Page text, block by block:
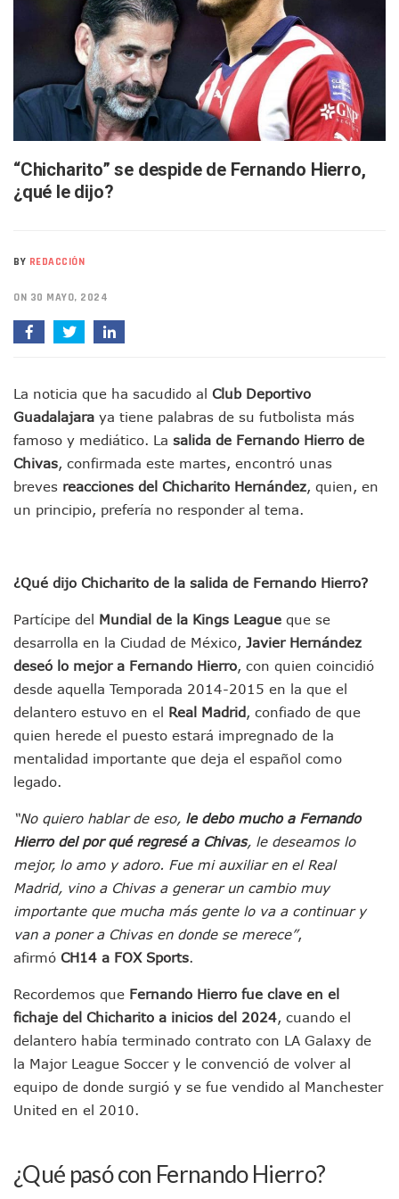
Buscan A Wilber Armando Colmenares Márquez,
Melissa Madero Exige Aclarar Sustento Legal De Las
Washington Enfrenta Una Emergencia Ambiental Por
Avanza Plan Para Construir Estadio De Tritones Vallarta;
Nuevas Concesiones De Taxis En Puerto Vallarta, ¿para
Mueren Cuatro Personas Tras Explosión De Una Pipa En
Bruno Blancas Lleva El Mensaje De La Cuarta
Liberan 180 Crías De Iguana Verde En El Estero El Salado
Puerto Vallarta Participa En Los PriceAgencies Awards
Ofrecerán Asesoría Jurídica Gratuita En Puerto Vallarta
Buques Mexicanos Parten A Venezuela Con 718
Lluvias Y Oleaje Elevado Marcarán El Fin De Semana En
Jóvenes En Movimiento Jalisco Renueva Su Dirigencia
En PV Encabezan Preferencias Morena Y Juan Carlos
Pancho López; En La Mira Del Comité Nacional Del PAN
Cae El “R1”, Presunto Autor Intelectual Del Homicidio De
Muere Manolo Solo, Actor De “El Laberinto Del Fauno”, A
Citan A Siete Integrantes De La Semar Por Investigación
Accidente En Un RZR, Principal Hipótesis Por La Muerte
Este Viernes, Lemus Inaugurará El Sistema De
Nidos De Lluvia Busca Beneficiar A 100 Familias De
Morena Cierra Filas Por La Defensa Del Agua De Calidad
Hallazgo De Yareli Colmenares Tovar Eleva A 4 Cuerpos
Regresa A Puerto Vallarta La Premiación Nacional De La
Ra Aguilar Acompaña A Cientos De Familias En Las
Oleaje Y Riesgo Por Cocodrilos Mantienen Restricciones
México Necesitaba 600 Mil Empleos; Solo Generó 262 Mil
ATM Incorpora 20 Nuevos Camiones Al Corredor Bahía
Colectivos Piden A Lemus Más Ministerios Públicos Para
Avenida Federación En Puerto Vallarta Registra 80% De
Caída De “El Mencho” Elevó Percepción De Inseguridad
Mercado Vallarta Incluye Reúne A Emprendedores Locales
Morenistas Imparten Taller En Puerto Vallarta
CEDHJ Señala Violaciones A Derechos De Víctima De
Ayutla Bajo Investigación Tras Reporte De Posible
Maleza Crece En Camellones De La Principal Avenida
Bruno Blancas Reúne A Especialistas Para Analizar La
Entregan Aparato Auditivo A Don Juan Ramírez En Puerto
Juan Carlos Castro Realiza Asamblea Informativa En La
Huracán En Formación Podría Generar Oleaje Elevado En
Viajar A Puerto Vallarta Este Verano Puede Costar Hasta
Asesinan En Oaxaca Al Periodista Francisco Alejandro
“Chicharito” se despide de Fernando Hierro,
¿qué le dijo?
BY REDACCIÓN
ON 30 MAYO, 2024
La noticia que ha sacudido al Club Deportivo
Guadalajara ya tiene palabras de su futbolista más
famoso y mediático. La salida de Fernando Hierro de
Chivas, confirmada este martes, encontró unas
breves reacciones del Chicharito Hernández, quien, en
un principio, prefería no responder al tema.
¿Qué dijo Chicharito de la salida de Fernando Hierro?
Partícipe del Mundial de la Kings League que se
desarrolla en la Ciudad de México, Javier Hernández
deseó lo mejor a Fernando Hierro, con quien coincidió
desde aquella Temporada 2014-2015 en la que el
delantero estuvo en el Real Madrid, confiado de que
quien herede el puesto estará impregnado de la
mentalidad importante que deja el español como
legado.
“No quiero hablar de eso, le debo mucho a Fernando
Hierro del por qué regresé a Chivas, le deseamos lo
mejor, lo amo y adoro. Fue mi auxiliar en el Real
Madrid, vino a Chivas a generar un cambio muy
importante que mucha más gente lo va a continuar y
van a poner a Chivas en donde se merece”,
afirmó CH14 a FOX Sports.
Recordemos que Fernando Hierro fue clave en el
fichaje del Chicharito a inicios del 2024, cuando el
delantero había terminado contrato con LA Galaxy de
la Major League Soccer y le convenció de volver al
equipo de donde surgió y se fue vendido al Manchester
United en el 2010.
¿Qué pasó con Fernando Hierro?